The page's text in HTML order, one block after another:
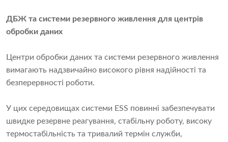
ДБЖ та системи резервного живлення для центрів
обробки даних
Центри обробки даних та системи резервного живлення
вимагають надзвичайно високого рівня надійності та
безперервності роботи.
У цих середовищах системи ESS повинні забезпечувати
швидке резервне реагування, стабільну роботу, високу
термостабільність та тривалий термін служби,